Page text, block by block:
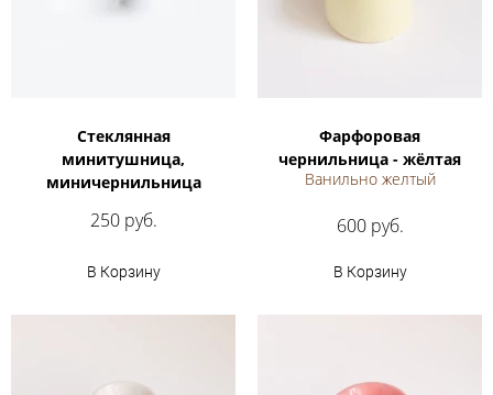
Стеклянная
минитушница,
миничернильница
250 руб.
В Корзину
Фарфоровая
чернильница - жёлтая
Ванильно желтый
600 руб.
В Корзину